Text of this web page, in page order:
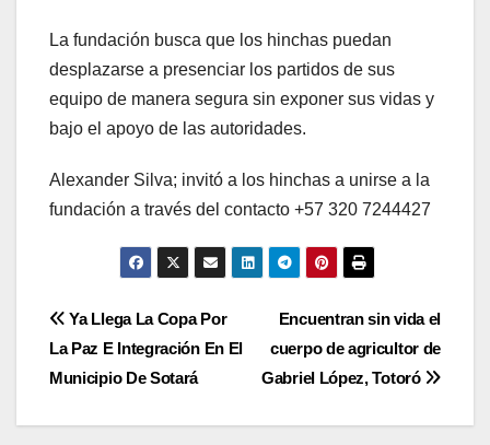
La fundación busca que los hinchas puedan
desplazarse a presenciar los partidos de sus
equipo de manera segura sin exponer sus vidas y
bajo el apoyo de las autoridades.
Alexander Silva; invitó a los hinchas a unirse a la
fundación a través del contacto +57 320 7244427
Navegación
de
entradas
Encuentran sin vida el
cuerpo de agricultor de
Gabriel López, Totoró
Ya Llega La Copa Por
La Paz E Integración En El
Municipio De Sotará